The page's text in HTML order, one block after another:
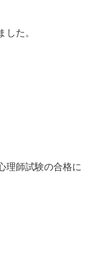
した。
理師試験の合格に